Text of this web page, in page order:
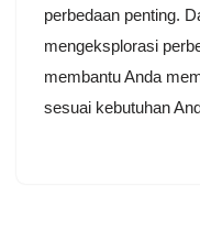
perbedaan penting.
mengeksplorasi
membantu Anda
sesuai kebutuhan